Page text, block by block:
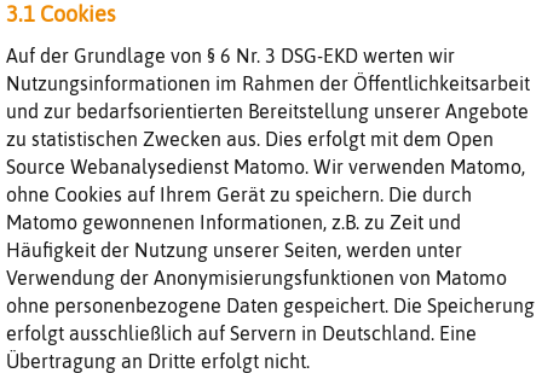
3.1 Cookies
Auf der Grundlage von § 6 Nr. 3 DSG-EKD werten wir
Nutzungsinformationen im Rahmen der Öffentlichkeitsarbeit
und zur bedarfsorientierten Bereitstellung unserer Angebote
zu statistischen Zwecken aus. Dies erfolgt mit dem Open
Source Webanalysedienst Matomo. Wir verwenden Matomo,
ohne Cookies auf Ihrem Gerät zu speichern. Die durch
Matomo gewonnenen Informationen, z.B. zu Zeit und
Häufigkeit der Nutzung unserer Seiten, werden unter
Verwendung der Anonymisierungsfunktionen von Matomo
ohne personenbezogene Daten gespeichert. Die Speicherung
erfolgt ausschließlich auf Servern in Deutschland. Eine
Übertragung an Dritte erfolgt nicht.